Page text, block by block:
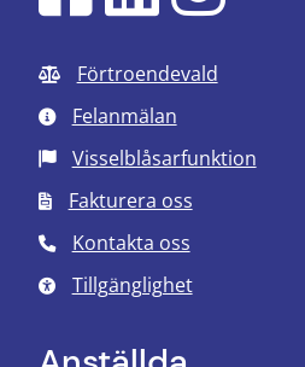
Förtroendevald
Felanmälan
Visselblåsarfunktion
Fakturera oss
Kontakta oss
Tillgänglighet